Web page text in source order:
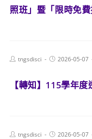
照班」暨「限時免費
Posttngsdisci
Post2026-05-07
【轉知】115學年
Posttngsdisci
Post2026-05-07